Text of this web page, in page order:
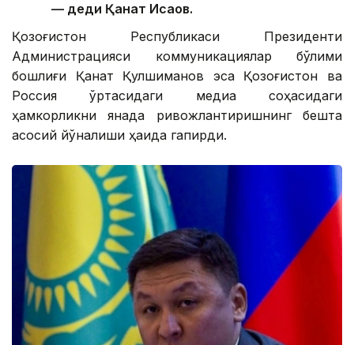
— деди Қанат Исқақов.
Қозоғистон Республикаси Президенти
Администрацияси коммуникациялар бўлими
бошлиғи Қанат Қулшиманов эса Қозоғистон ва
Россия ўртасидаги медиа соҳасидаги
ҳамкорликни янада ривожлантиришнинг бешта
асосий йўналиши ҳақида гапирди.